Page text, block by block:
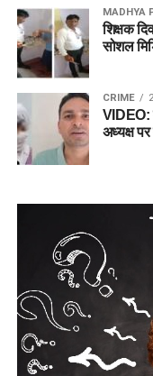
MADHYA
शिक्षक
सोशल
CRIME
VIDEO:
अध्यक्ष